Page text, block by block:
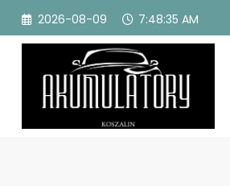
Przejdź
treści
2026-08-09 7:48:36 AM